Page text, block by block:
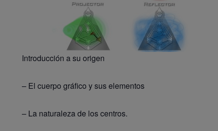
Introducción a su origen
– El cuerpo gráfico y sus elementos
– La naturaleza de los centros.